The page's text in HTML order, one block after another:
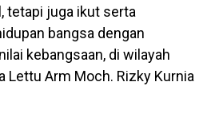
tetapi juga ikut serta
bangsa dengan
kebangsaan, di wilayah
Lettu Arm Moch. Rizky Kurnia